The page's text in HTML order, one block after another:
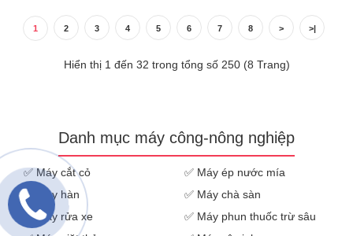
bóng. Bộ lọ..
1 2 3 4 5 6 7 8 > >|
Hiển thị 1 đến 32 trong tổng số 250 (8 Trang)
Danh mục máy công-nông nghiệp
✅ Máy cắt cỏ ✅ Máy ép nước mía
✅
Máy hàn ✅ Máy chà sàn
✅Máy rửa xe ✅ Máy phun thuốc trừ sâu